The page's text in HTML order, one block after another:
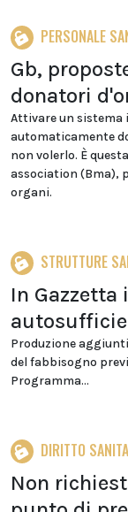
PERSONALE
Gb,
donatori
Attivare un
automaticamente
non volerlo. È
association (Bma),
organi.
STRUTTURE
In
Produzione
del fabbisogno
Programma...
DIRITTO
Non